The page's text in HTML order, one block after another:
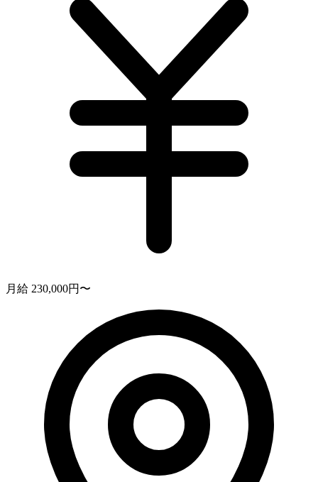
月給 230,000円〜